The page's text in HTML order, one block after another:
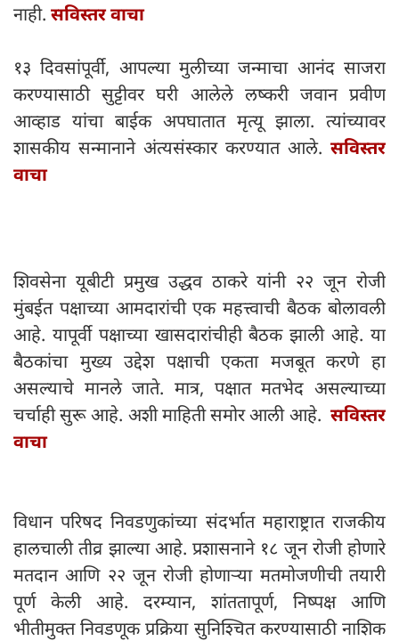
नाही. सविस्तर वाचा
१३ दिवसांपूर्वी, आपल्या मुलीच्या जन्माचा आनंद साजरा
करण्यासाठी सुट्टीवर घरी आलेले लष्करी जवान प्रवीण
आव्हाड यांचा बाईक अपघातात मृत्यू झाला. त्यांच्यावर
शासकीय सन्मानाने अंत्यसंस्कार करण्यात आले. सविस्तर
वाचा
शिवसेना यूबीटी प्रमुख उद्धव ठाकरे यांनी २२ जून रोजी
मुंबईत पक्षाच्या आमदारांची एक महत्त्वाची बैठक बोलावली
आहे. यापूर्वी पक्षाच्या खासदारांचीही बैठक झाली आहे. या
बैठकांचा मुख्य उद्देश पक्षाची एकता मजबूत करणे हा
असल्याचे मानले जाते. मात्र, पक्षात मतभेद असल्याच्या
चर्चाही सुरू आहे. अशी माहिती समोर आली आहे. सविस्तर
वाचा
विधान परिषद निवडणुकांच्या संदर्भात महाराष्ट्रात राजकीय
हालचाली तीव्र झाल्या आहे. प्रशासनाने १८ जून रोजी होणारे
मतदान आणि २२ जून रोजी होणाऱ्या मतमोजणीची तयारी
पूर्ण केली आहे. दरम्यान, शांततापूर्ण, निष्पक्ष आणि
भीतीमुक्त निवडणूक प्रक्रिया सुनिश्चित करण्यासाठी नाशिक